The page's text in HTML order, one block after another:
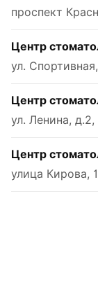
проспект
Центр
ул.
Центр
ул. Ленина,
Центр
улица Кирова,